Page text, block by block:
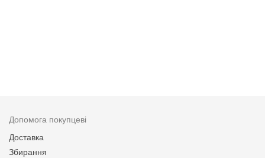
Допомога покупцеві
Доставка
Збирання